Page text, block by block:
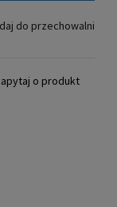
do przechowalni
o produkt